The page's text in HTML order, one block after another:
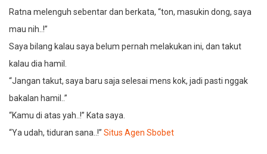
Ratna melenguh sebentar dan berkata, “ton, masukin dong, saya
mau nih..!”
Saya bilang kalau saya belum pernah melakukan ini, dan takut
kalau dia hamil.
“Jangan takut, saya baru saja selesai mens kok, jadi pasti nggak
bakalan hamil..”
“Kamu di atas yah..!” Kata saya.
“Ya udah, tiduran sana..!” Situs Agen Sbobet